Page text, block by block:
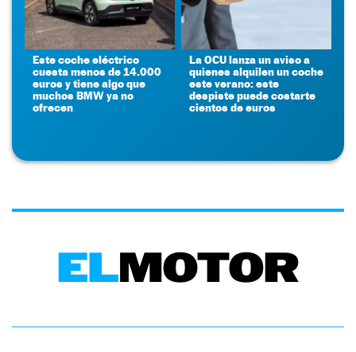
Este coche eléctrico
cuesta menos de 14.000
euros y tiene algo que
muchos BMW ya no
ofrecen
La OCU lanza un aviso a
quienes alquilen un coche
este verano: este
despiste puede costarte
cientos de euros